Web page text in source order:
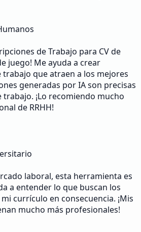
de Trabajo para CV de
juego! Me ayuda a crear
que atraen a los mejores
generadas por IA son precisas
¡Lo recomiendo mucho
de RRHH!
laboral, esta herramienta es
a entender lo que buscan los
currículo en consecuencia. ¡Mis
mucho más profesionales!